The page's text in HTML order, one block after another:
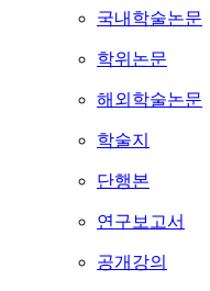
국내학술논문
학위논문
해외학술논문
학술지
단행본
연구보고서
공개강의